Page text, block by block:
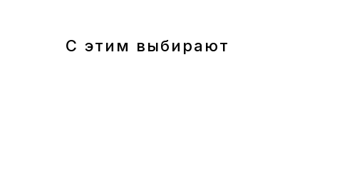
С этим выбирают